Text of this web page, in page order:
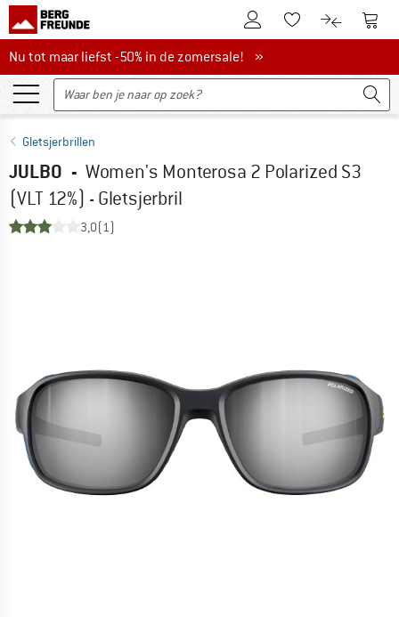
De klantenaccount
Naar deNaar de
Nu tot maar liefst -50% in de zomersale!
Nu tot maar liefst -50% in de zomersale! »
Gletsjerbrillen
JULBO - Women's Monterosa 2 Polarized S3
(VLT 12%) - Gletsjerbril
3,0(1)